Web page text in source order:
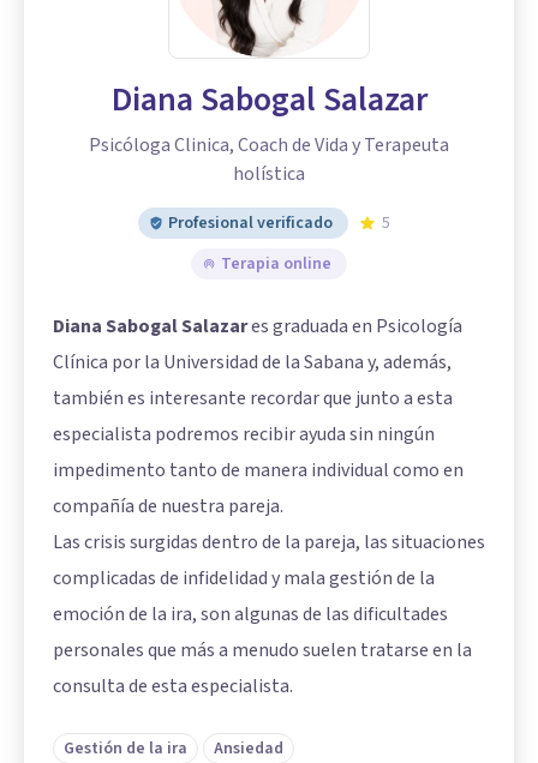
Diana Sabogal Salazar
Psicóloga Clinica, Coach de Vida y Terapeuta
holística
Profesional verificado
5
Terapia online
Diana Sabogal Salazares graduada en Psicología
Clínica por la Universidad de la Sabana y, además,
también es interesante recordar que junto a esta
especialista podremos recibir ayuda sin ningún
impedimento tanto de manera individual como en
compañía de nuestra pareja.
Las crisis surgidas dentro de la pareja, las situaciones
complicadas de infidelidad y mala gestión de la
emoción de la ira, son algunas de las dificultades
personales que más a menudo suelen tratarse en la
consulta de esta especialista.
Gestión de la ira
Ansiedad